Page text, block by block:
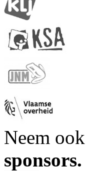
Neem